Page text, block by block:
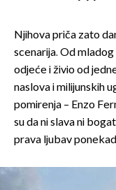
Njihova priča zato
scenarija. Od
odjeće i živio od
naslova i milijunskih
pomirenja – Enzo
su da ni slava ni
prava ljubav